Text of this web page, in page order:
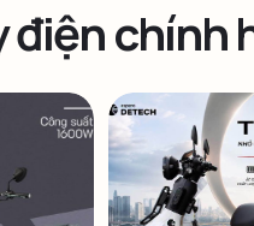
điện chính